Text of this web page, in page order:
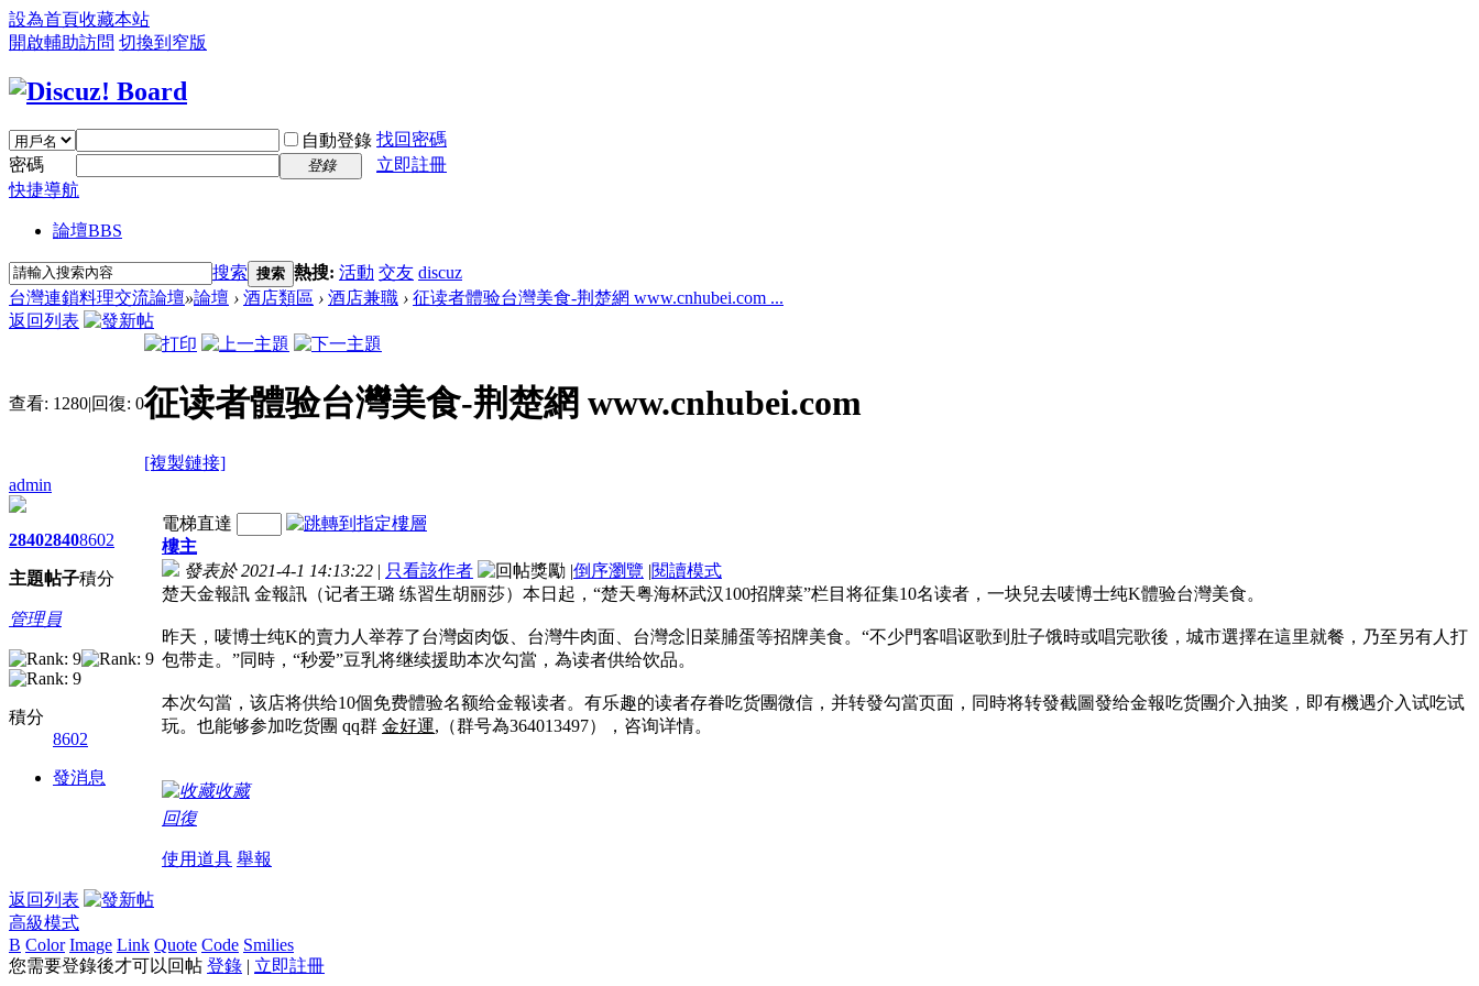
設為首頁收藏本站
開啟輔助訪問 切換到窄版
自動登錄 找回密碼
密碼
登錄
立即註冊
快捷導航
論壇BBS
搜索 搜索 熱搜: 活動 交友 discuz
台灣連鎖料理交流論壇»論壇 › 酒店類區 › 酒店兼職 › 征读者體验台灣美食-荆楚網 www.cnhubei.com ...
返回列表
查看: 1280|回復: 0征读者體验台灣美食-荆楚網 www.cnhubei.com
[複製鏈接]
admin
2840
主題
2840
帖子
8602
積分
管理員
積分
8602
發消息
電梯直達
樓主
發表於 2021-4-1 14:13:22 | 只看該作者 |倒序瀏覽 |閱讀模式
楚天金報訊 金報訊（记者王璐 练習生胡丽莎）本日起，“楚天粤海杯武汉100招牌菜”栏目将征集10名读者，一块兒去唛博士纯K體验台灣美食。
昨天，唛博士纯K的賣力人举荐了台灣卤肉饭、台灣牛肉面、台灣念旧菜脯蛋等招牌美食。“不少門客唱讴歌到肚子饿時或唱完歌後，城市選擇在這里就餐，乃至另有人打
包带走。”同時，“秒爱”豆乳将继续援助本次勾當，為读者供给饮品。
本次勾當，该店将供给10個免费體验名额给金報读者。有乐趣的读者存眷吃货團微信，并转發勾當页面，同時将转發截圖發给金報吃货團介入抽奖，即有機遇介入试吃试
玩。也能够参加吃货團 qq群 金好運,（群号為364013497），咨询详情。
收藏
回復
使用道具 舉報
返回列表
高級模式
B Color Image Link Quote Code Smilies
您需要登錄後才可以回帖 登錄 | 立即註冊